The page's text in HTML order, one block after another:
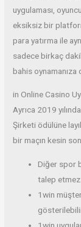
uygulaması,
eksiksiz bir
para yatırma ile
sadece birkaç
bahis oynamanıza
in Online Casino
Ayrıca 2019
Şirketi ödülüne
bir maçın kesin
Diğer spor
talep etmez.
1win